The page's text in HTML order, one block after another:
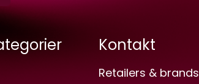
Kontakt
Retailers & brands